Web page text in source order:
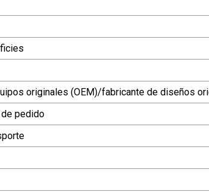
originales (OEM)/fabricante de diseños
pedido